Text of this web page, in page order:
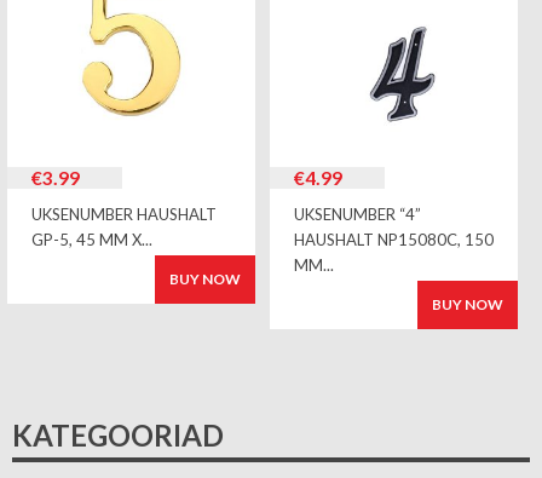
€3.99
UKSENUMBER HAUSHALT
GP-5, 45 MM X...
BUY NOW
€4.99
UKSENUMBER “4”
HAUSHALT NP15080C, 150
MM...
BUY NOW
KATEGOORIAD